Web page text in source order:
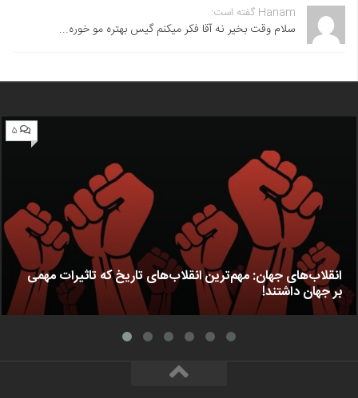
Hanam گفته است:
سلام وقت بخیر نه آقا فکر میکنم گیس بهتره مو خوره...
۵
انقلاب‌های جهان: مهم‌ترین انقلاب‌های تاریخ که تاثیرات مهمی
بر جهان داشتند!